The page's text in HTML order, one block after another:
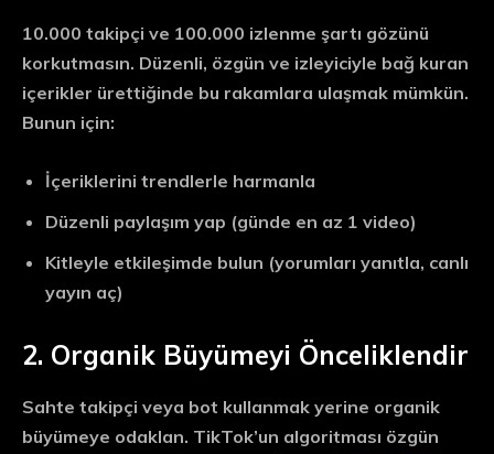
10.000 takipçi ve 100.000 izlenme şartı gözünü
korkutmasın. Düzenli, özgün ve izleyiciyle bağ kuran
içerikler ürettiğinde bu rakamlara ulaşmak mümkün.
Bunun için:
İçeriklerini trendlerle harmanla
Düzenli paylaşım yap (günde en az 1 video)
Kitleyle etkileşimde bulun (yorumları yanıtla, canlı
yayın aç)
2. Organik Büyümeyi Önceliklendir
Sahte takipçi veya bot kullanmak yerine organik
büyümeye odaklan. TikTok’un algoritması özgün